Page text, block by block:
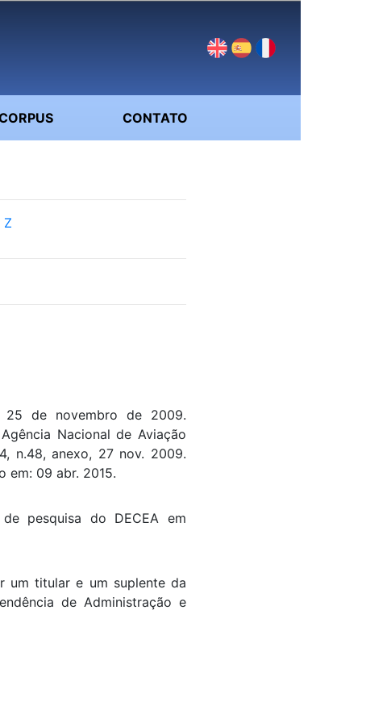
CONTATO
Z
25 de novembro de 2009.
Nacional de Aviação
n.48, anexo, 27 nov. 2009.
em: 09 abr. 2015.
pesquisa do DECEA em
um titular e um suplente da
de Administração e